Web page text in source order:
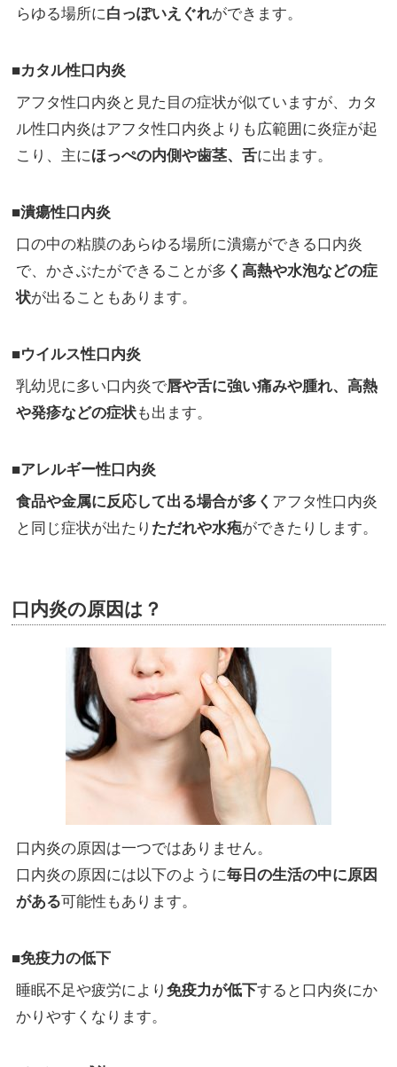
らゆる場所に白っぽいえぐれができます。
■カタル性口内炎
アフタ性口内炎と見た目の症状が似ていますが、カタ
ル性口内炎はアフタ性口内炎よりも広範囲に炎症が起
こり、主にほっぺの内側や歯茎、舌に出ます。
■潰瘍性口内炎
口の中の粘膜のあらゆる場所に潰瘍ができる口内炎
で、かさぶたができることが多 く高熱や水泡などの症
状が出ることもあります。
■ウイルス性口内炎
乳幼児に多い口内炎で唇や舌に強い痛みや腫れ、高熱
や発疹などの症状も出ます。
■アレルギー性口内炎
食品や金属に反応して出る場合が多く アフタ性口内炎
と同じ症状が出たり ただれや水疱ができたりします。
口内炎の原因は？
口内炎の原因は一つではありません。
口内炎の原因には以下のように毎日の生活の中に原因
がある可能性もあります。
■免疫力の低下
睡眠不足や疲労により免疫力が低下すると口内炎にか
かりやすくなります。